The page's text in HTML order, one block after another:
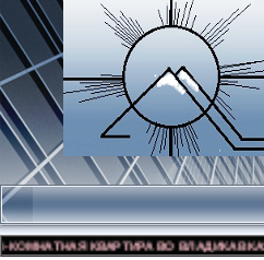
КВАРТИРА ВО ВЛАДИКАВКАЗЕ,